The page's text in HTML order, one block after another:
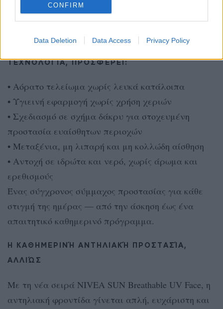
CONFIRM
Data Deletion Data Access Privacy Policy
επαναπροσδιορίζοντας την ευκολία της
επαναεφαρμογής μέσα στην ημέρα.
ΜΕ ΠΡΟΗΓΜΈΝΗ ΚΟΡΕΑΤΙΚΉ STICK
ΤΕΧΝΟΛΟΓΊΑ, ΠΡΟΣΦΈΡΕΙ:
• Αόρατο τελείωμα χωρίς λευκά κατάλοιπα
• Υγιεινή εφαρμογή χωρίς χρήση χεριών
• Σχεδιασμό σε σχήμα δάκρυ για στοχευμένη
προστασία ευαίσθητων περιοχών
• Μεταξένια, μη λιπαρή και μη κολλώδη αίσθηση
• Αντοχή σε ιδρώτα και νερό, χωρίς άρωμα και
ερεθισμούς
Ένας σύγχρονος σύμμαχος προστασίας για κάθε
στιγμή της ημέρας — από την άσκηση έως ένα
απαιτητικό καθημερινό πρόγραμμα.
Η ΚΑΘΗΜΕΡΙΝΉ ΑΝΤΗΛΙΑΚΉ ΠΡΟΣΤΑΣΊΑ,
ΑΛΛΙΏΣ
Με τη νέα σειρά NIVEA SUN Breathable UV Face, η
αντηλιακή φροντίδα γίνεται απλή, ευχάριστη και